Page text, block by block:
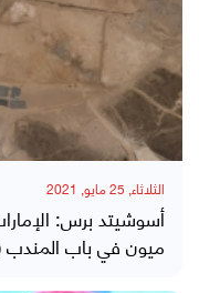
الثلاثاء, 25 مايو, 2021
أسوشيتد برس:
ميون في باب المندب